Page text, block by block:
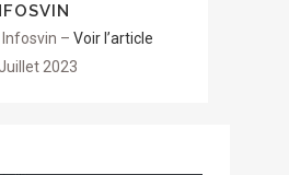
– Voir l’article
2023